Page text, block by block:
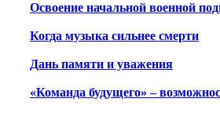
Освоение начальной военной
Когда музыка сильнее смерти
Дань памяти и уважения
«Команда будущего» –